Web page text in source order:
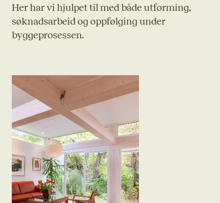
Her har vi hjulpet til med både utforming,
søknadsarbeid og oppfølging under
byggeprosessen.